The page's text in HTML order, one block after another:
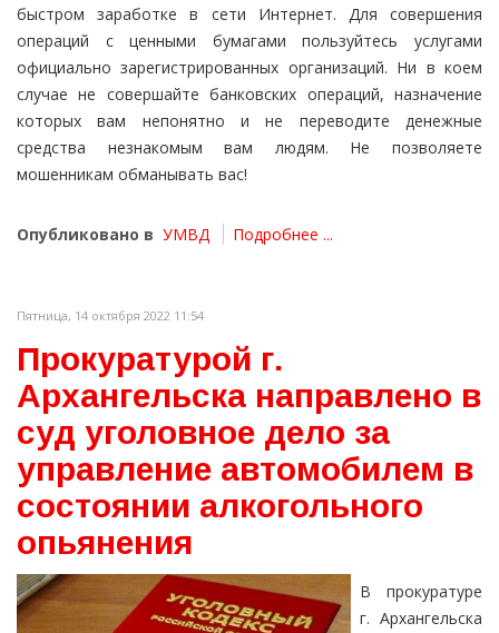
быстром заработке в сети Интернет. Для совершения
операций с ценными бумагами пользуйтесь услугами
официально зарегистрированных организаций. Ни в коем
случае не совершайте банковских операций, назначение
которых вам непонятно и не переводите денежные
средства незнакомым вам людям. Не позволяете
мошенникам обманывать вас!
Опубликовано в УМВД Подробнее ...
Пятница, 14 октября 2022 11:54
Прокуратурой г.
Архангельска направлено в
суд уголовное дело за
управление автомобилем в
состоянии алкогольного
опьянения
В прокуратуре
г. Архангельска